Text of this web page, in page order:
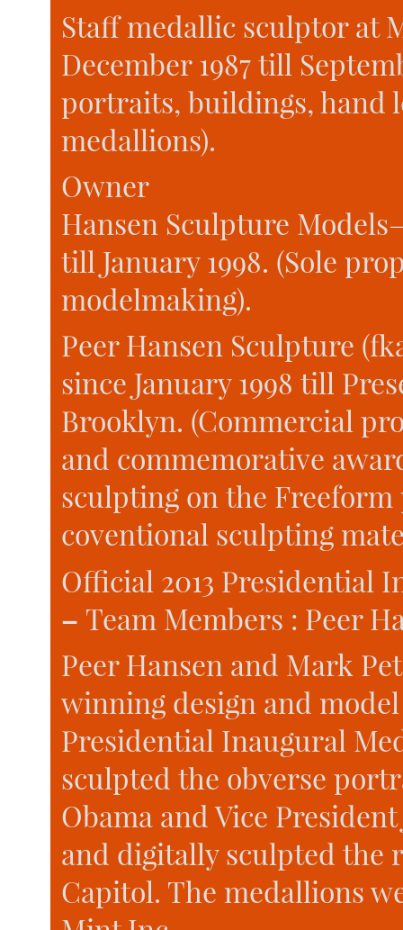
Staff medallic sculptor at
December 1987 till
portraits, buildings, hand
medallions).
Owner
Hansen Sculpture
till January 1998. (Sole
modelmaking).
Peer Hansen Sculpture
since January 1998 till
Brooklyn. (Commercial
and commemorative
sculpting on the
coventional sculpting
Official 2013 Presidential
– Team Members : Peer
Peer Hansen and Mark
winning design and
Presidential Inaugural
sculpted the obverse
Obama and Vice
and digitally sculpted the
Capitol. The medallions